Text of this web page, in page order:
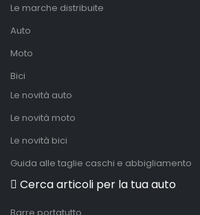
Le marche distribuite
Auto
Moto
Bici
Le novità auto
Le novità moto
Le novità bici
Guida alle taglie caschi e abbigliamento
Cerca articoli per la tua auto
Barre portatutto